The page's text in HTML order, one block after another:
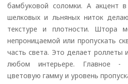
бамбуковой соломки. А акцент
шелковых и льняных ниток
текстуре и плотности. Штора
непроницаемой или пропускать
часть света. Это делает роллеты
любом интерьере. Главное -
цветовую гамму и уровень